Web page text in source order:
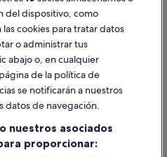
un alquiler vacacional
del dispositivo, como
cookies para tratar datos
o administrar tus
abajo o, en cualquier
de la política de
se notificarán a nuestros
datos de navegación.
nuestros asociados
proporcionar: